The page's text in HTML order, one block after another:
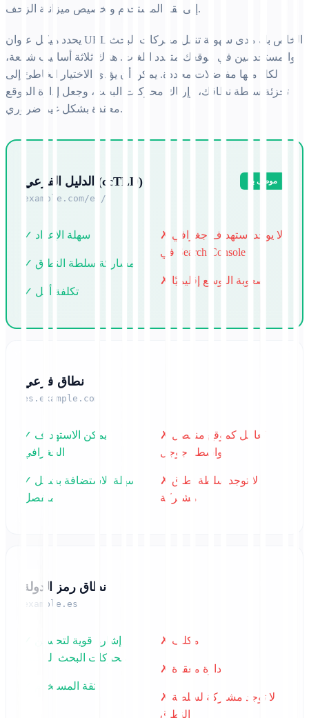
إلى ثقة المستخدم وتخصيص ميزانية الزحف.
يحدد هيكل عنوان URL الخاص بك مدى سهولة تنقل محركات البحث
والمستخدمين في موقعك متعدد اللغات. هناك ثلاثة أساليب شائعة،
لكل منها مفاضلات محددة. يمكن أن يؤدي الاختيار الخاطئ إلى
تجزئة سلطة نطاقك، وإرباك محركات البحث، وجعل إدارة الموقع
معقدة بشكل غير ضروري.
الدليل الفرعي (ccTLD)
example.com/es/
موصى به
✓ سهلة الإعداد
✓ مشاركة سلطة النطاق
✓ تكلفة أقل
✗ لا يوجد استهداف جغرافي
في Search Console
✗ صعوبة التوسع إقليميًا
نطاق فرعي
es.example.com
✓ يمكن الاستهداف
الجغرافي
✓ سهلة الاستضافة بشكل
منفصل
✗ تُعامل كموقع منفصل
بواسطة جوجل
✗ لا توجد سلطة نطاق
مشتركة
نطاق رمز الدولة
example.es
محركات البحث المحلية
✓ ثقة المستخدم
✗ مكلف
✗ إدارة معقدة
✗ لا توجد مشاركة لسلطة
النطاق